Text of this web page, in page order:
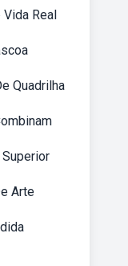
Real
Quadrilha
Arte